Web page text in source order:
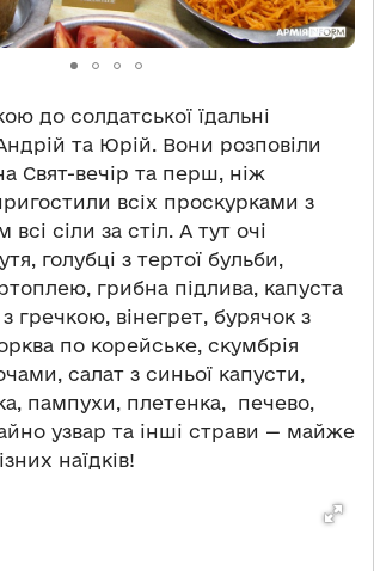
до солдатської їдальні
та Юрій. Вони розповіли
Свят-вечір та перш, ніж
всіх проскурками з
сіли за стіл. А тут очі
голубці з тертої бульби,
грибна підлива, капуста
гречкою, вінегрет, бурячок з
по корейське, скумбрія
салат з синьої капусти,
пампухи, плетенка, печево,
узвар та інші страви — майже
наїдків!